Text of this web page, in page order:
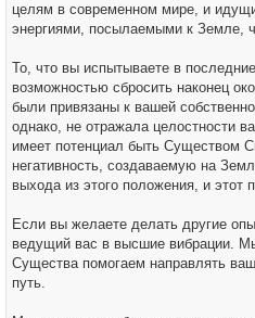
целям в современном мире, и
энергиями, посылаемыми к Земле,
То, что вы испытываете в
возможностью сбросить наконец
были привязаны к вашей
однако, не отражала целостности
имеет потенциал быть Существом
негативность, создаваемую на
выхода из этого положения, и этот
Если вы желаете делать другие
ведущий вас в высшие вибрации.
Существа помогаем направлять
путь.